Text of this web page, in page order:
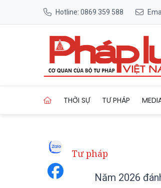
Hotline: 0869 359 588
THỜI SỰ TƯ PHÁP
Tư pháp
Năm 2026